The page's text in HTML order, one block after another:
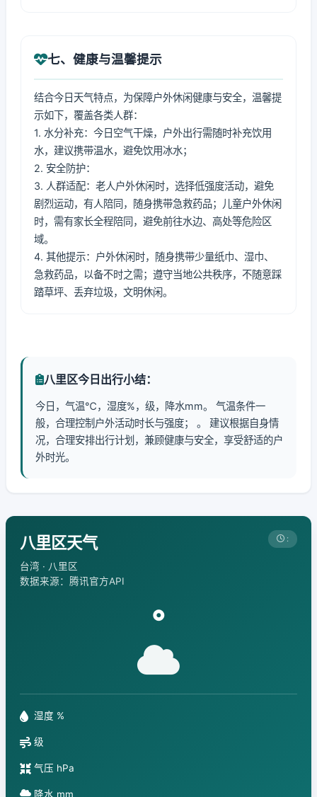
七、健康与温馨提示
结合今日天气特点，为保障户外休闲健康与安全，温馨提
示如下，覆盖各类人群：
1. 水分补充：今日空气干燥，户外出行需随时补充饮用
水，建议携带温水，避免饮用冰水；
2. 安全防护：
3. 人群适配：老人户外休闲时，选择低强度活动，避免
剧烈运动，有人陪同，随身携带急救药品；儿童户外休闲
时，需有家长全程陪同，避免前往水边、高处等危险区
域。
4. 其他提示：户外休闲时，随身携带少量纸巾、湿巾、
急救药品，以备不时之需；遵守当地公共秩序，不随意踩
踏草坪、丢弃垃圾，文明休闲。
八里区今日出行小结：
今日，气温℃，湿度%，级，降水mm。 气温条件一
般，合理控制户外活动时长与强度； 。 建议根据自身情
况，合理安排出行计划，兼顾健康与安全，享受舒适的户
外时光。
八里区天气
台湾 · 八里区
数据来源：腾讯官方API
:
°
湿度 %
级
气压 hPa
降水 mm